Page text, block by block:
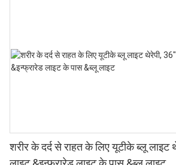
शरीर के दर्द से राहत के लिए यूटीके ब्लू